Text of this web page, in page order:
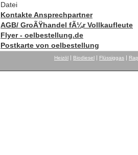
Datei
Kontakte Ansprechpartner
AGB/ GroÃŸhandel fÃ¼r Vollkaufleute
Flyer - oelbestellung.de
Postkarte von oelbestellung
Heizöl | Biodiesel | Flüssiggas |